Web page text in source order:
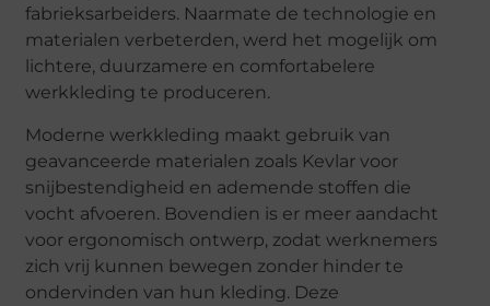
fabrieksarbeiders. Naarmate de technologie en
materialen verbeterden, werd het mogelijk om
lichtere, duurzamere en comfortabelere
werkkleding te produceren.
Moderne werkkleding maakt gebruik van
geavanceerde materialen zoals Kevlar voor
snijbestendigheid en ademende stoffen die
vocht afvoeren. Bovendien is er meer aandacht
voor ergonomisch ontwerp, zodat werknemers
zich vrij kunnen bewegen zonder hinder te
ondervinden van hun kleding. Deze